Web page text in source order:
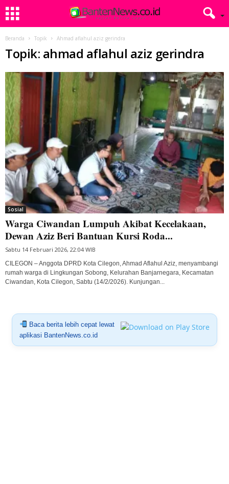
Beranda Topik Ahmad aflahul aziz gerindra
Topik: ahmad aflahul aziz gerindra
Sosial
Warga Ciwandan Lumpuh Akibat Kecelakaan,
Dewan Aziz Beri Bantuan Kursi Roda...
Sabtu 14 Februari 2026, 22:04 WIB
CILEGON – Anggota DPRD Kota Cilegon, Ahmad Aflahul Aziz, menyambangi
rumah warga di Lingkungan Sobong, Kelurahan Banjarnegara, Kecamatan
Ciwandan, Kota Cilegon, Sabtu (14/2/2026). Kunjungan...
Baca berita lebih cepat lewat
aplikasi BantenNews.co.id